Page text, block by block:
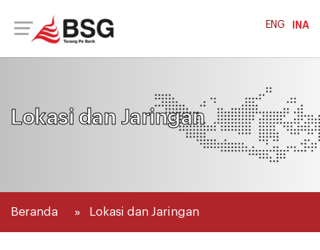
INA
ENG
Lokasi dan Jaringan
Beranda Lokasi dan Jaringan